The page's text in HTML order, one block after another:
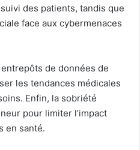
des patients, tandis que
face aux cybermenaces
de données de
les tendances médicales
Enfin, la sobriété
pour limiter l’impact
en santé.